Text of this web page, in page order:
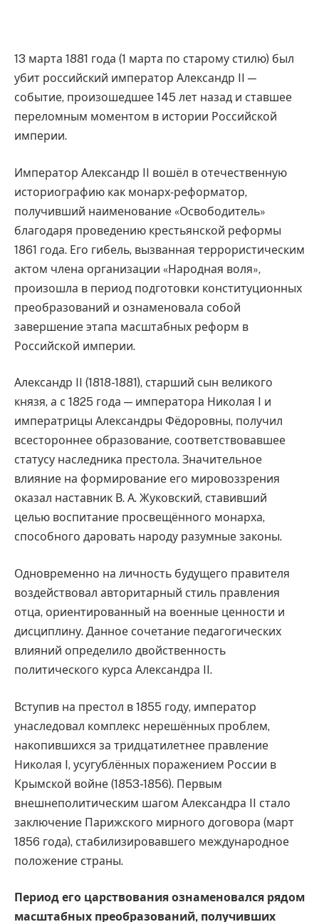
13 марта 1881 года (1 марта по старому стилю) был
убит российский император Александр II —
событие, произошедшее 145 лет назад и ставшее
переломным моментом в истории Российской
империи.
Император Александр II вошёл в отечественную
историографию как монарх‑реформатор,
получивший наименование «Освободитель»
благодаря проведению крестьянской реформы
1861 года. Его гибель, вызванная террористическим
актом члена организации «Народная воля»,
произошла в период подготовки конституционных
преобразований и ознаменовала собой
завершение этапа масштабных реформ в
Российской империи.
Александр II (1818-1881), старший сын великого
князя, а с 1825 года — императора Николая I и
императрицы Александры Фёдоровны, получил
всестороннее образование, соответствовавшее
статусу наследника престола. Значительное
влияние на формирование его мировоззрения
оказал наставник В. А. Жуковский, ставивший
целью воспитание просвещённого монарха,
способного даровать народу разумные законы.
Одновременно на личность будущего правителя
воздействовал авторитарный стиль правления
отца, ориентированный на военные ценности и
дисциплину. Данное сочетание педагогических
влияний определило двойственность
политического курса Александра II.
Вступив на престол в 1855 году, император
унаследовал комплекс нерешённых проблем,
накопившихся за тридцатилетнее правление
Николая I, усугублённых поражением России в
Крымской войне (1853-1856). Первым
внешнеполитическим шагом Александра II стало
заключение Парижского мирного договора (март
1856 года), стабилизировавшего международное
положение страны.
Период его царствования ознаменовался рядом
масштабных преобразований, получивших